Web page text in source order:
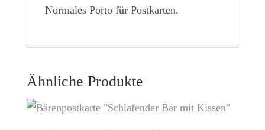
Normales Porto für Postkarten.
Ähnliche Produkte